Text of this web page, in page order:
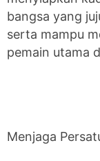
bangsa yang
serta mampu
pemain utama
Menjaga